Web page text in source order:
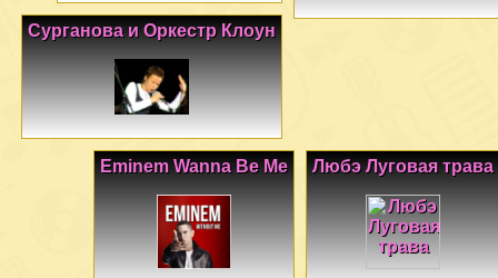
Сурганова и Оркестр Клоун
Любэ Луговая трава
Eminem Wanna Be Me